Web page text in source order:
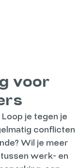
voor
je tegen je
conflicten
Wil je meer
werk- en